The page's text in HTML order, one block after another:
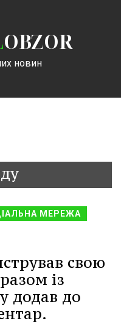
OBZOR
новин
МЕРЕЖА
свою
із
додав до